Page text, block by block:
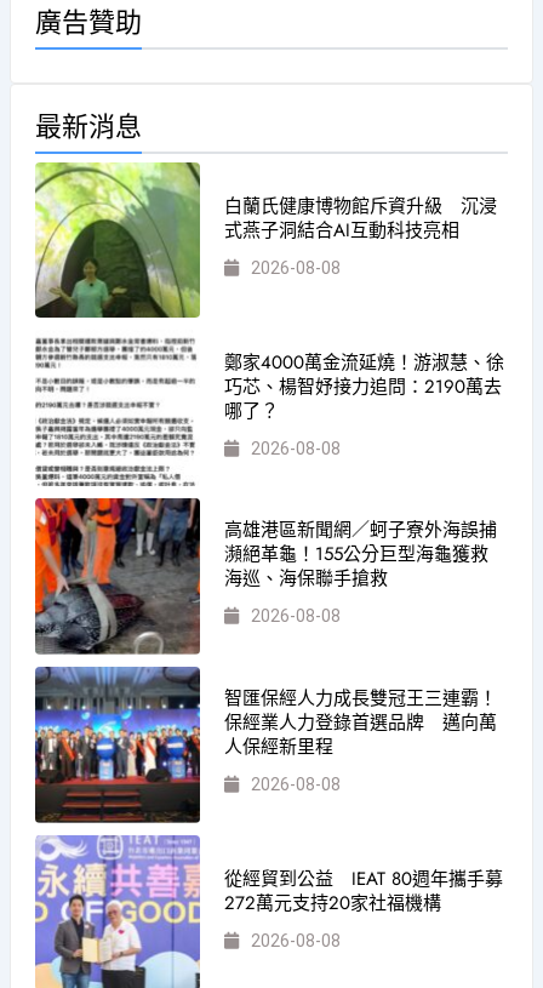
廣告贊助
最新消息
白蘭氏健康博物館斥資升級 沉浸
式燕子洞結合AI互動科技亮相
2026-08-08
鄭家4000萬金流延燒！游淑慧、徐
巧芯、楊智妤接力追問：2190萬去
哪了？
2026-08-08
高雄港區新聞網／蚵子寮外海誤捕
瀕絕革龜！155公分巨型海龜獲救
海巡、海保聯手搶救
2026-08-08
智匯保經人力成長雙冠王三連霸！
保經業人力登錄首選品牌 邁向萬
人保經新里程
2026-08-08
從經貿到公益 IEAT 80週年攜手募
272萬元支持20家社福機構
2026-08-08